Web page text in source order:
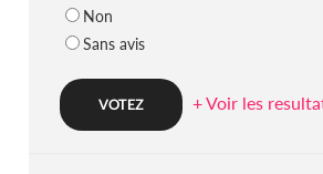
Non
Sans avis
+ Voir les